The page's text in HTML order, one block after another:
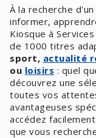
À la recherche d'un
informer,
Kiosque à
de 1000 titres
sport, actualité
ou loisirs : quel
découvrez une
toutes vos
avantageuses
accédez
que vous